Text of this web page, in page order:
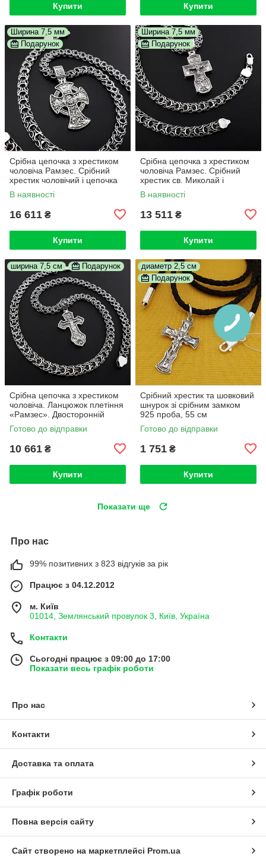
Купити Купити
Ширина 7,5 мм
Подарунок
Срібна цепочка з хрестиком
чоловіча Рамзес. Срібний
хрестик чоловічий і цепочка
чоловіча товста. 55 см
В наявності
16 611 ₴
Купити
Ширина 7,5 мм
Подарунок
Срібна цепочка з хрестиком
чоловіча Рамзес. Срібний
хрестик св. Миколай і
ланцюжок Рамзес срібло. 55
см
В наявності
13 511 ₴
Купити
ширина 7,5 см Подарунок
Срібна цепочка з хрестиком
чоловіча. Ланцюжок плетіння
«Рамзес». Двосторонній
срібний хрест Св Миколай із
срібла 925 проби. 60 см
Готово до відправки
10 661 ₴
Купити
диаметр 2,5 см
Подарунок
Срібний хрестик та шовковий
шнурок зі срібним замком
925 проба, 55 см
Готово до відправки
1 751 ₴
Купити
Показати ще
Про нас
99% позитивних з 823 відгуків за рік
Працює з 04.12.2012
м. Київ
01014, Землянський провулок 3, Київ, Україна
Контакти
Сьогодні працює з 09:00 до 17:00
Показати весь графік роботи
Про нас
Контакти
Доставка та оплата
Графік роботи
Повна версія сайту
Сайт створено на маркетплейсі Prom.ua